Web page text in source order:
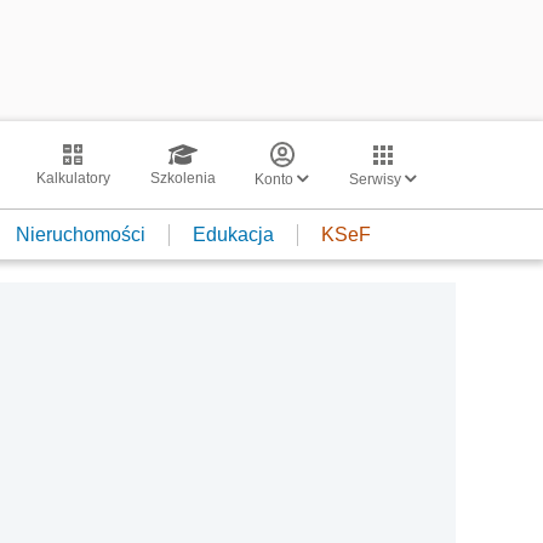
Kalkulatory Szkolenia Konto Serwisy
Nieruchomości Edukacja KSeF